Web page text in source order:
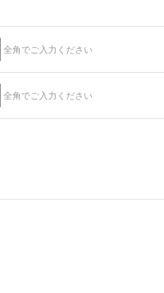
全角でご入力ください
全角でご入力ください